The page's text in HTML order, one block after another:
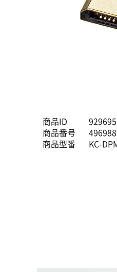
商品ID
929695
商品番号
商品型番
KC-